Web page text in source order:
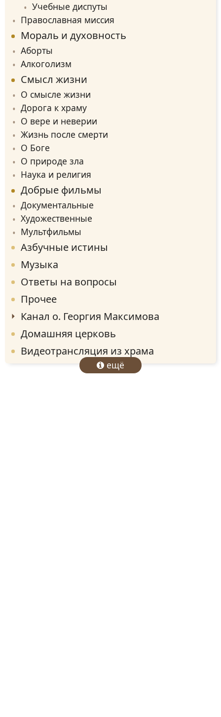
Учебные диспуты
Православная миссия
Мораль и духовность
Аборты
Алкоголизм
Смысл жизни
О смысле жизни
Дорога к храму
О вере и неверии
Жизнь после смерти
О Боге
О природе зла
Наука и религия
Добрые фильмы
Документальные
Художественные
Мультфильмы
Азбучные истины
Музыка
Ответы на вопросы
Прочее
Канал о. Георгия Максимова
Домашняя церковь
Видеотрансляция из храма
ещё